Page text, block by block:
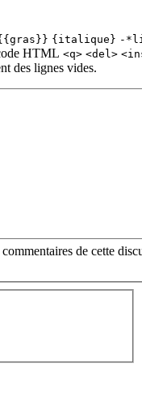
{italique} -
HTML <q> <del>
des lignes vides.
de cette